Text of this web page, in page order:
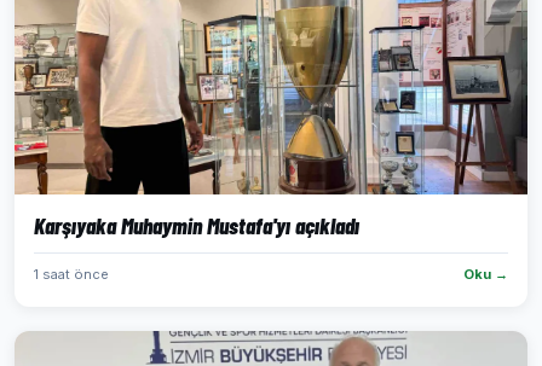
Karşıyaka Muhaymin Mustafa'yı açıkladı
1 saat önce Oku →